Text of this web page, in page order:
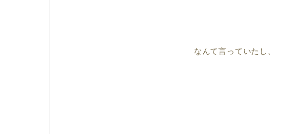
なんて言っていたし、